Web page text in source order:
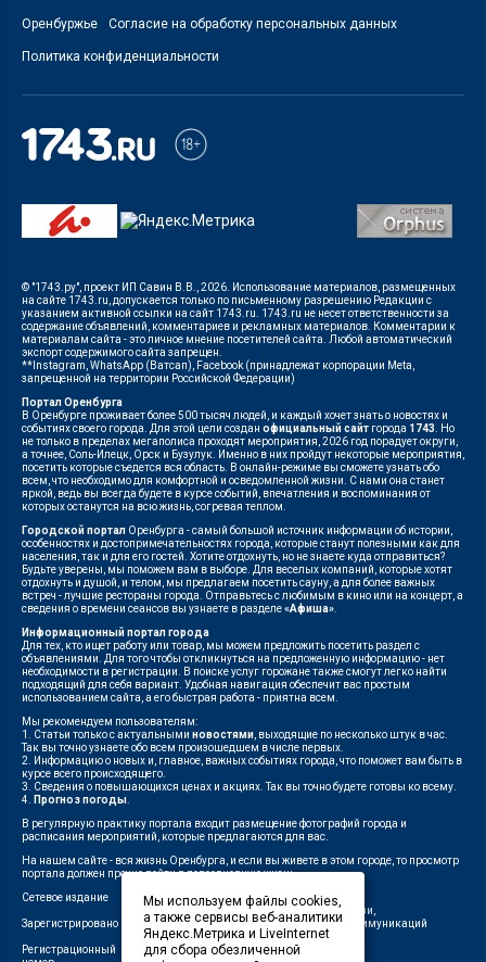
Оренбуржье Согласие на обработку персональных данных
Политика конфиденциальности
© "1743.ру", проект ИП Савин В.В., 2026. Использование материалов, размещенных
на сайте 1743.ru, допускается только по письменному разрешению Редакции с
указанием активной ссылки на сайт 1743.ru. 1743.ru не несет ответственности за
содержание объявлений, комментариев и рекламных материалов. Комментарии к
материалам сайта - это личное мнение посетителей сайта. Любой автоматический
экспорт содержимого сайта запрещен.
**Instagram, WhatsApp (Ватсап), Facebook (принадлежат корпорации Meta,
запрещенной на территории Российской Федерации)
Портал Оренбурга
В Оренбурге проживает более 500 тысяч людей, и каждый хочет знать о новостях и
событиях своего города. Для этой цели создан официальный сайт города 1743 . Но
не только в пределах мегаполиса проходят мероприятия, 2026 год порадует округи,
а точнее, Соль-Илецк, Орск и Бузулук. Именно в них пройдут некоторые мероприятия,
посетить которые съедется вся область. В онлайн-режиме вы сможете узнать обо
всем, что необходимо для комфортной и осведомленной жизни. С нами она станет
яркой, ведь вы всегда будете в курсе событий, впечатления и воспоминания от
которых останутся на всю жизнь, согревая теплом.
Городской портал Оренбурга - самый большой источник информации об истории,
особенностях и достопримечательностях города, которые станут полезными как для
населения, так и для его гостей. Хотите отдохнуть, но не знаете куда отправиться?
Будьте уверены, мы поможем вам в выборе. Для веселых компаний, которые хотят
отдохнуть и душой, и телом, мы предлагаем посетить сауну, а для более важных
встреч - лучшие рестораны города. Отправьтесь с любимым в кино или на концерт, а
сведения о времени сеансов вы узнаете в разделе«Афиша»
Информационный портал города
Для тех, кто ищет работу или товар, мы можем предложить посетить раздел с
объявлениями. Для того чтобы откликнуться на предложенную информацию - нет
необходимости в регистрации. В поиске услуг горожане также смогут легко найти
подходящий для себя вариант. Удобная навигация обеспечит вас простым
использованием сайта, а его быстрая работа - приятна всем.
Мы рекомендуем пользователям:
1. Статьи только с актуальными новостями , выходящие по несколько штук в час.
Так вы точно узнаете обо всем произошедшем в числе первых.
2. Информацию о новых и, главное, важных событиях города, что поможет вам быть в
курсе всего происходящего.
3. Сведения о повышающихся ценах и акциях. Так вы точно будете готовы ко всему.
4.
Прогноз погоды
В регулярную практику портала входит размещение фотографий города и
расписания мероприятий, которые предлагаются для вас.
На нашем сайте - вся жизнь Оренбурга, и если вы живете в этом городе, то просмотр
портала должен прочно войти в повседневную жизнь.
Сетевое издание
"1743"
Зарегистрировано
Федеральной службой по надзору в сфере связи,
информационных технологий и массовых коммуникаций
(Роскомнадзор)
Регистрационный
ЭЛ № ФС 77-75960 от 19.06.2019 г.
Мы используем файлы cookies,
а также сервисы веб-аналитики
Яндекс.Метрика и LiveInternet
для сбора обезличенной